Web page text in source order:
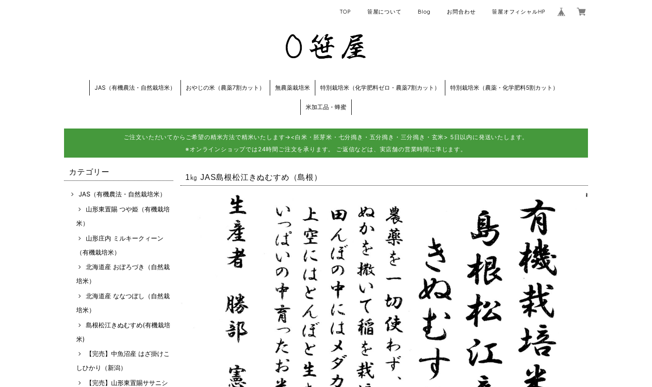
TOP 笹屋について Blog お問合わせ 笹屋オフィシャルHP
JAS（有機農法・自然栽培米） おやじの米（農薬7割カット） 無農薬栽培米 特別栽培米（化学肥料ゼロ・農薬7割カット） 特別栽培米（農薬・化学肥料5割カット）
米加工品・蜂蜜
ご注文いただいてからご希望の精米方法で精米いたします→<白米・胚芽米・七分搗き・五分搗き・三分搗き・玄米> 5日以内に発送いたします。
※オンラインショップでは24時間ご注文を承ります。 ご返信などは、実店舗の営業時間に準じます。
カテゴリー
JAS（有機農法・自然栽培米）
山形東置賜 つや姫（有機栽培
米）
山形庄内 ミルキークィーン
（有機栽培米）
北海道産 おぼろづき（自然栽
培米）
北海道産 ななつぼし（自然栽
培米）
島根松江きぬむすめ(有機栽培
米)
【完売】中魚沼産 はざ掛けこ
しひかり（新潟）
【完売】山形東置賜ササニシ
1㎏ JAS島根松江きぬむすめ（島根）